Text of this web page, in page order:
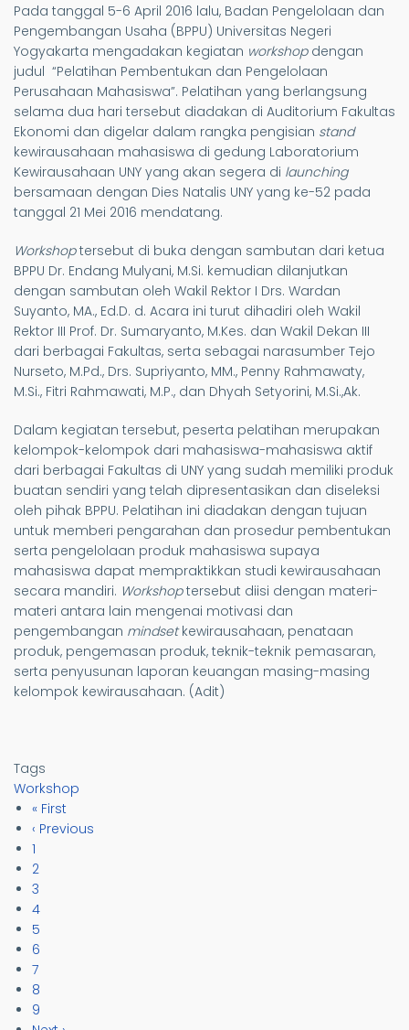
Pada tanggal 5-6 April 2016 lalu, Badan Pengelolaan dan
Pengembangan Usaha (BPPU) Universitas Negeri
Yogyakarta mengadakan kegiatan workshopdengan
judul “Pelatihan Pembentukan dan Pengelolaan
Perusahaan Mahasiswa”. Pelatihan yang berlangsung
selama dua hari tersebut diadakan di Auditorium Fakultas
Ekonomi dan digelar dalam rangka pengisian stand
kewirausahaan mahasiswa di gedung Laboratorium
Kewirausahaan UNY yang akan segera di launching
bersamaan dengan Dies Natalis UNY yang ke-52 pada
tanggal 21 Mei 2016 mendatang.
Workshoptersebut di buka dengan sambutan dari ketua
BPPU Dr. Endang Mulyani, M.Si. kemudian dilanjutkan
dengan sambutan oleh Wakil Rektor I Drs. Wardan
Suyanto, MA., Ed.D. d. Acara ini turut dihadiri oleh Wakil
Rektor III Prof. Dr. Sumaryanto, M.Kes. dan Wakil Dekan III
dari berbagai Fakultas, serta sebagai narasumber Tejo
Nurseto, M.Pd., Drs. Supriyanto, MM., Penny Rahmawaty,
M.Si., Fitri Rahmawati, M.P., dan Dhyah Setyorini, M.Si.,Ak.
Dalam kegiatan tersebut, peserta pelatihan merupakan
kelompok-kelompok dari mahasiswa-mahasiswa aktif
dari berbagai Fakultas di UNY yang sudah memiliki produk
buatan sendiri yang telah dipresentasikan dan diseleksi
oleh pihak BPPU. Pelatihan ini diadakan dengan tujuan
untuk memberi pengarahan dan prosedur pembentukan
serta pengelolaan produk mahasiswa supaya
mahasiswa dapat mempraktikkan studi kewirausahaan
secara mandiri. Workshoptersebut diisi dengan materi-
materi antara lain mengenai motivasi dan
pengembangan mindsetkewirausahaan, penataan
produk, pengemasan produk, teknik-teknik pemasaran,
serta penyusunan laporan keuangan masing-masing
kelompok kewirausahaan. (Adit)
Tags
Workshop
Pagination
First
page
« First
Previous
page
‹ Previous
Page
1
Page
2
Page
3
Page
4
Page
5
Page
6
Current
page
7
Page
8
Page
9